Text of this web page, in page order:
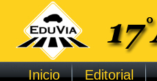
Inicio Editorial